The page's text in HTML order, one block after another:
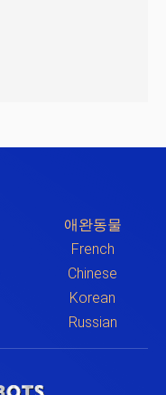
애완동물
French
Chinese
Korean
Russian